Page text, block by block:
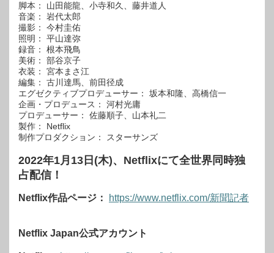
脚本： 山田能龍、小寺和久、藤井道人
音楽 ： 岩代太郎
撮影： 今村圭佑
照明： 平山達弥
録音： 根本飛鳥
美術： 部谷京子
衣装： 宮本まさ江
編集： 古川達馬、前田径成
エグゼクティブプロデューサー： 坂本和隆、高橋信一
企画・プロデュース： 河村光庸
プロデューサー： 佐藤順子、山本礼二
製作： Netflix
制作プロダクション： スターサンズ
2022年1月13日(木)、Netflixにて全世界同時独
占配信！
Netflix作品ページ： https://www.netflix.com/新聞記者
Netflix Japan公式アカウント